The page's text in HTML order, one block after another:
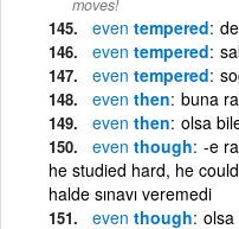
moves!
even tempered
even tempered
even tempered
even then buna
even then olsa
even though -e
he studied hard, he
halde sınavı veremedi
even though olsa